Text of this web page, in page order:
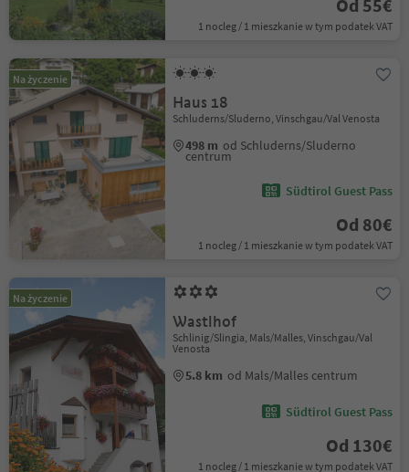
Od 55€
1 nocleg / 1 mieszkanie w tym podatek VAT
Na życzenie
Haus 18
Schluderns/Sluderno, Vinschgau/Val Venosta
498 m od Schluderns/Sluderno
centrum
Südtirol Guest Pass
Od 80€
1 nocleg / 1 mieszkanie w tym podatek VAT
Na życzenie
Wastlhof
Schlinig/Slingia, Mals/Malles, Vinschgau/Val
Venosta
5.8 km od Mals/Malles centrum
Südtirol Guest Pass
Od 130€
1 nocleg / 1 mieszkanie w tym podatek VAT